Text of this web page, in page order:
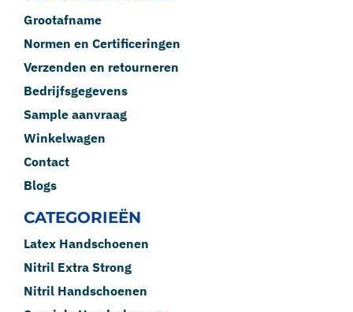
Grootafname
Normen en Certificeringen
Verzenden en retourneren
Bedrijfsgegevens
Sample aanvraag
Winkelwagen
Contact
Blogs
CATEGORIEËN
Latex Handschoenen
Nitril Extra Strong
Nitril Handschoenen